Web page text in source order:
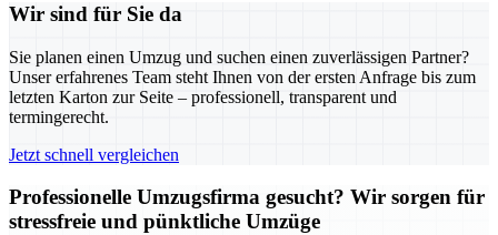
Wir sind für Sie da
Sie planen einen Umzug und suchen einen zuverlässigen Partner?
Unser erfahrenes Team steht Ihnen von der ersten Anfrage bis zum
letzten Karton zur Seite – professionell, transparent und
termingerecht.
Jetzt schnell vergleichen
Professionelle Umzugsfirma gesucht? Wir sorgen für
stressfreie und pünktliche Umzüge